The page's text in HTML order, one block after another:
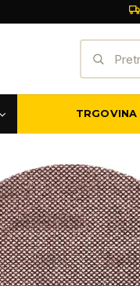
TRGOVINA